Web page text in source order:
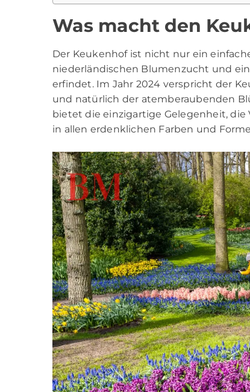
Was macht den
Der Keukenhofist nicht nur ein
niederländischen Blumenzucht und
erfindet. Im Jahr 2024 verspricht der
und natürlich der atemberaubenden
bietet die einzigartige Gelegenheit, die
in allen erdenklichen Farben und